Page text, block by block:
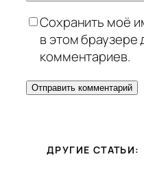
Сохранить моё
в этом
комментариев.
ДРУГИЕ СТАТЬИ: